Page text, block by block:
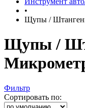
•
Щупы /
Щупы /
Фильтр
Сортировать по: